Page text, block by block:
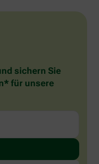
sichern Sie
für unsere